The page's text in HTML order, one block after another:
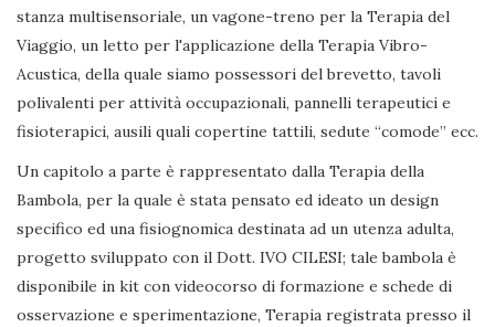
stanza multisensoriale, un vagone-treno per la Terapia del
Viaggio, un letto per l'applicazione della Terapia Vibro-
Acustica, della quale siamo possessori del brevetto, tavoli
polivalenti per attività occupazionali, pannelli terapeutici e
fisioterapici, ausili quali copertine tattili, sedute “comode” ecc.
Un capitolo a parte è rappresentato dalla Terapia della
Bambola, per la quale è stata pensato ed ideato un design
specifico ed una fisiognomica destinata ad un utenza adulta,
progetto sviluppato con il Dott. IVO CILESI; tale bambola è
disponibile in kit con videocorso di formazione e schede di
osservazione e sperimentazione, Terapia registrata presso il